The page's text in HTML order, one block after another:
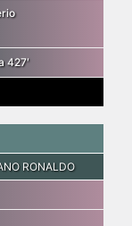
427′
RONALDO